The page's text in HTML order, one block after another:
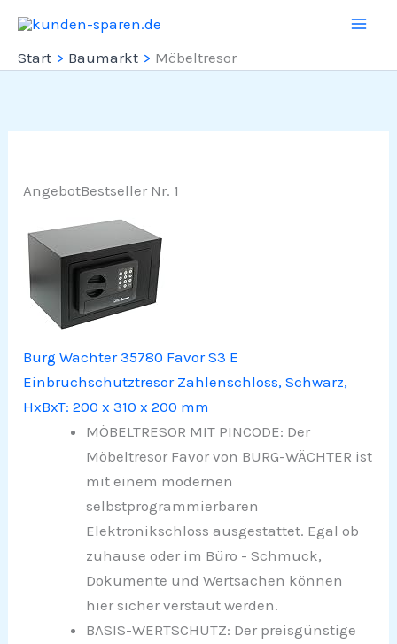
Inhalt
springen
Start Baumarkt Möbeltresor
AngebotBestseller Nr. 1
Burg Wächter 35780 Favor S3 E
Einbruchschutztresor Zahlenschloss, Schwarz,
HxBxT: 200 x 310 x 200 mm
MÖBELTRESOR MIT PINCODE: Der
Möbeltresor Favor von BURG-WÄCHTER ist
mit einem modernen
selbstprogrammierbaren
Elektronikschloss ausgestattet. Egal ob
zuhause oder im Büro - Schmuck,
Dokumente und Wertsachen können
hier sicher verstaut werden.
BASIS-WERTSCHUTZ: Der preisgünstige